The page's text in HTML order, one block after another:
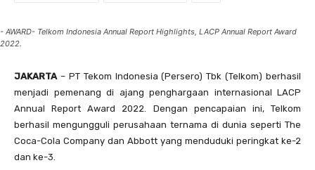
- AWARD- Telkom Indonesia Annual Report Highlights, LACP Annual Report Award
2022.
JAKARTA– PT Tekom Indonesia (Persero) Tbk (Telkom) berhasil
menjadi pemenang di ajang penghargaan internasional LACP
Annual Report Award 2022. Dengan pencapaian ini, Telkom
berhasil mengungguli perusahaan ternama di dunia seperti The
Coca-Cola Company dan Abbott yang menduduki peringkat ke-2
dan ke-3.